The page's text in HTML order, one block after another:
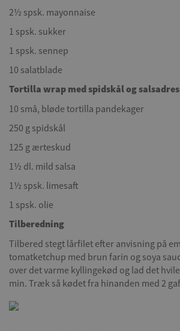
2½ spsk. mayonnaise
1 spsk. sukker
1 spsk. sennep
10 salatblade
Tortilla wrap med spidskål og
10 små, bløde tortilla pandekager
250 g spidskål
125 g ærteskud
1½ dl. mild salsa
1½ spsk. limesaft
1 spsk. olie
Tilberedning
Tilbered stegt lårfilet efter anvisning på
tomatketchup med brun farin og soya
over det varme kyllingekød og lad det
min. Træk så kødet fra hinanden med 2